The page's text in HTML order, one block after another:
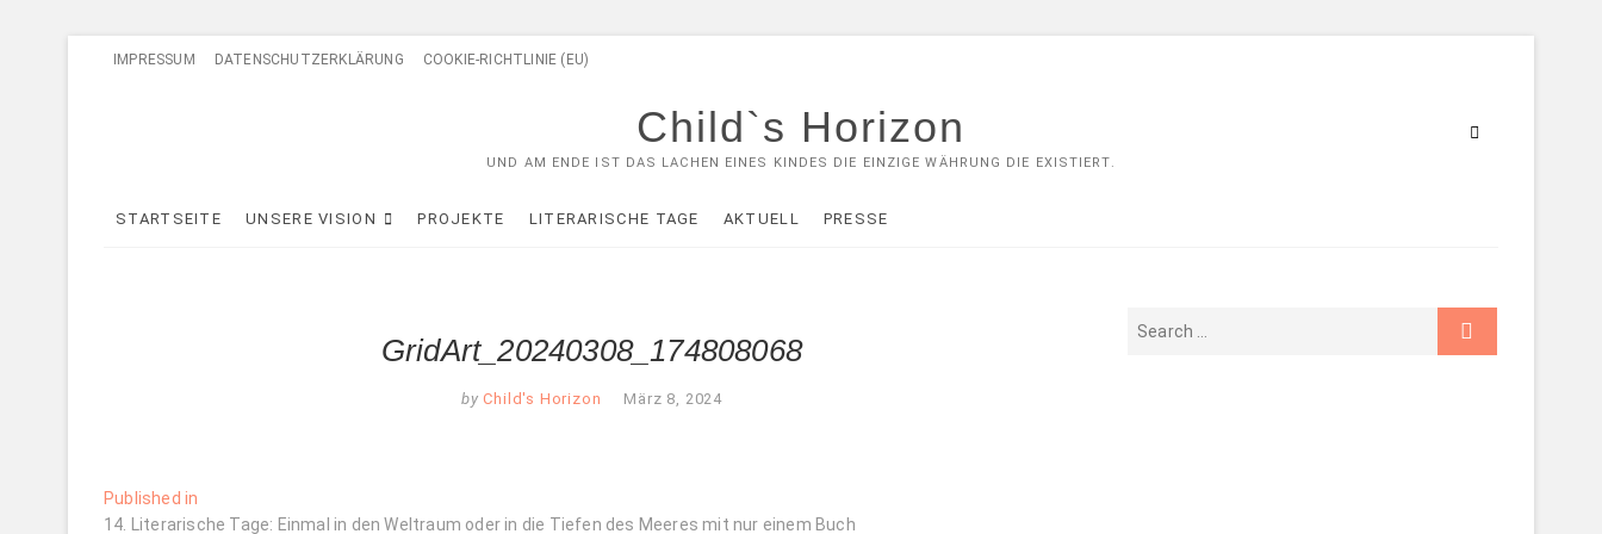
IMPRESSUM DATENSCHUTZERKLÄRUNG COOKIE-RICHTLINIE (EU)
Child`s Horizon
UND AM ENDE IST DAS LACHEN EINES KINDES DIE EINZIGE WÄHRUNG DIE EXISTIERT.
STARTSEITE UNSERE VISION PROJEKTE LITERARISCHE TAGE AKTUELL PRESSE
GridArt_20240308_174808068
by Child's Horizon März 8, 2024
Beitragsnavigation
Published in
14. Literarische Tage: Einmal in den Weltraum oder in die Tiefen des Meeres mit nur einem Buch